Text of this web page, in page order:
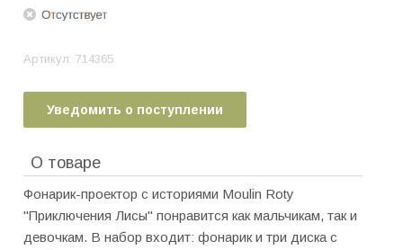
Артикул: 714365
Уведомить о поступлении
О товаре
Фонарик-проектор с историями Moulin Roty
"Приключения Лисы" понравится как мальчикам, так и
девочкам. В набор входит: фонарик и три диска с